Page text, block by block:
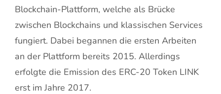
Blockchain-Plattform, welche als Brücke
zwischen Blockchains und klassischen Services
fungiert. Dabei begannen die ersten Arbeiten
an der Plattform bereits 2015. Allerdings
erfolgte die Emission des ERC-20 Token LINK
erst im Jahre 2017.